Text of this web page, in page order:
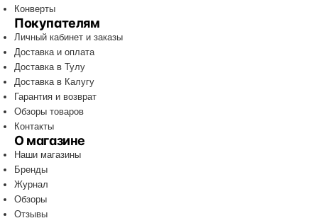
Конверты
Покупателям
Личный кабинет и заказы
Доставка и оплата
Доставка в Тулу
Доставка в Калугу
Гарантия и возврат
Обзоры товаров
Контакты
О магазине
Наши магазины
Бренды
Журнал
Обзоры
Отзывы